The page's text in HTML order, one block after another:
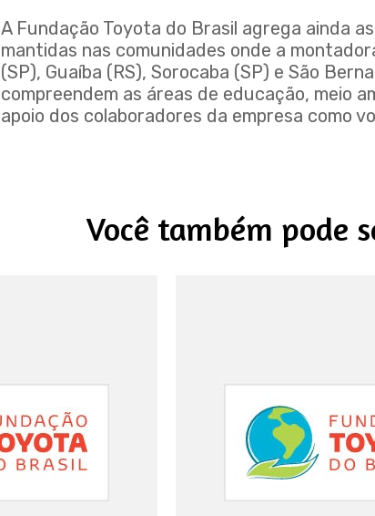
A Fundação Toyota do Brasil agrega ainda
mantidas nas comunidades onde a
(SP), Guaíba (RS), Sorocaba (SP) e São
compreendem as áreas de educação, meio
apoio dos colaboradores da empresa como
Você também pode